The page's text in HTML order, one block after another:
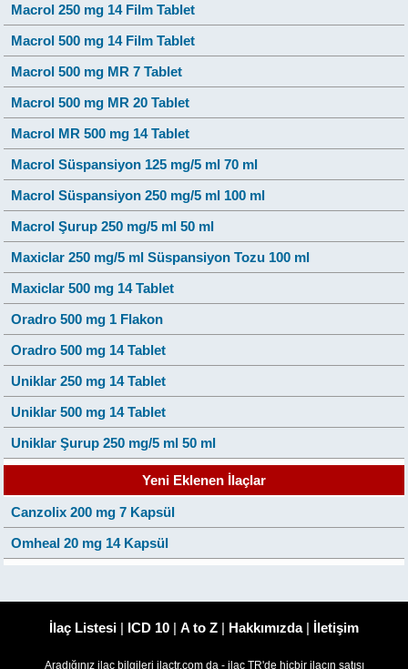
Macrol 250 mg 14 Film Tablet
Macrol 500 mg 14 Film Tablet
Macrol 500 mg MR 7 Tablet
Macrol 500 mg MR 20 Tablet
Macrol MR 500 mg 14 Tablet
Macrol Süspansiyon 125 mg/5 ml 70 ml
Macrol Süspansiyon 250 mg/5 ml 100 ml
Macrol Şurup 250 mg/5 ml 50 ml
Maxiclar 250 mg/5 ml Süspansiyon Tozu 100 ml
Maxiclar 500 mg 14 Tablet
Oradro 500 mg 1 Flakon
Oradro 500 mg 14 Tablet
Uniklar 250 mg 14 Tablet
Uniklar 500 mg 14 Tablet
Uniklar Şurup 250 mg/5 ml 50 ml
Yeni Eklenen İlaçlar
Canzolix 200 mg 7 Kapsül
Omheal 20 mg 14 Kapsül
İlaç Listesi | ICD 10 | A to Z | Hakkımızda| İletişim
Aradığınız ilaç bilgileri ilactr.com da - ilaç TR'de hiçbir ilacın satışı